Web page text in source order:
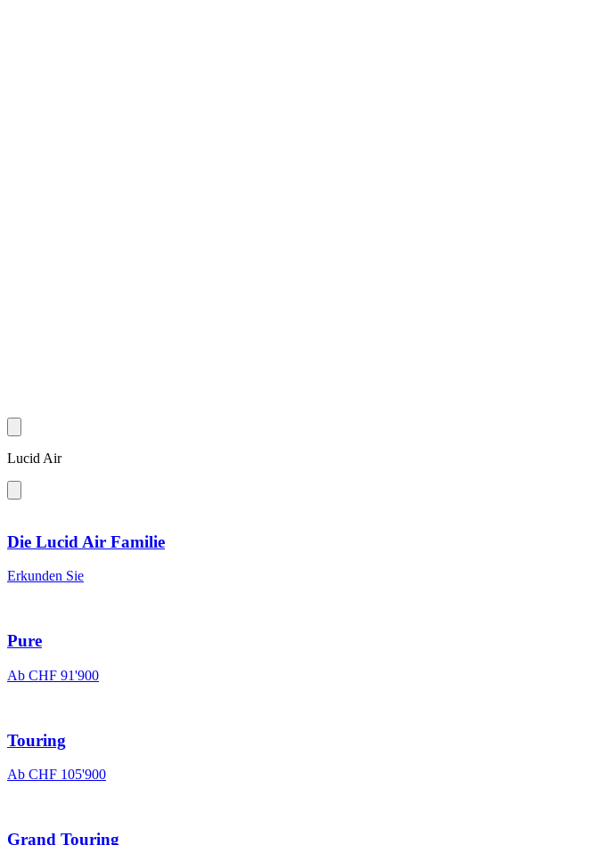
Lucid Air
Die Lucid Air Familie
Erkunden Sie
Pure
Ab CHF 91'900
Touring
Ab CHF 105'900
Grand Touring